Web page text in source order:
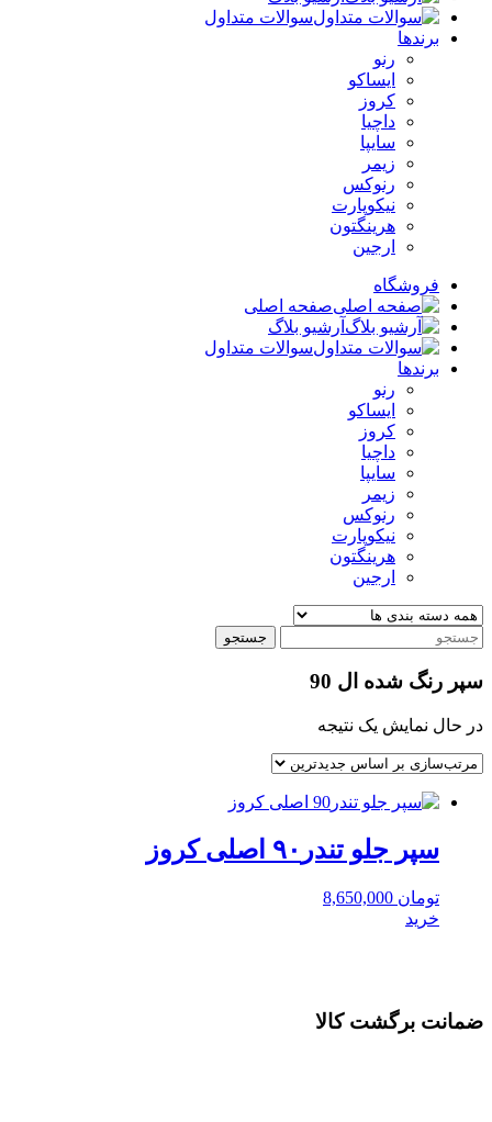
سوالات متداول
برندها
رنو
ایساکو
کروز
داچیا
سایپا
زیمر
رنوکس
نیکوپارت
هرینگتون
ارجین
فروشگاه
صفحه اصلی
آرشیو بلاگ
سوالات متداول
برندها
رنو
ایساکو
کروز
داچیا
سایپا
زیمر
رنوکس
نیکوپارت
هرینگتون
ارجین
جستجو
سپر رنگ شده ال 90
در حال نمایش یک نتیجه
سپر جلو تندر۹۰ اصلی کروز
تومان
خرید
ضمانت برگشت کالا